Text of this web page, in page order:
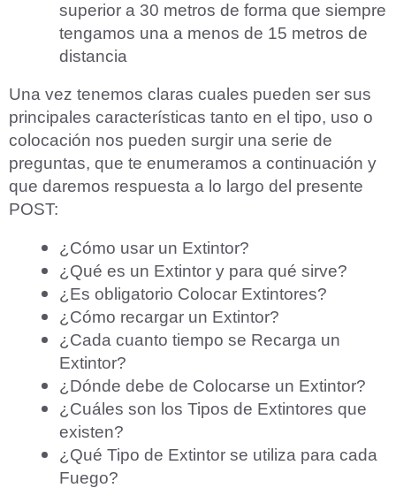
superior a 30 metros de forma que siempre
tengamos una a menos de 15 metros de
distancia
Una vez tenemos claras cuales pueden ser sus
principales características tanto en el tipo, uso o
colocación nos pueden surgir una serie de
preguntas, que te enumeramos a continuación y
que daremos respuesta a lo largo del presente
POST:
¿Cómo usar un Extintor?
¿Qué es un Extintor y para qué sirve?
¿Es obligatorio Colocar Extintores?
¿Cómo recargar un Extintor?
¿Cada cuanto tiempo se Recarga un
Extintor?
¿Dónde debe de Colocarse un Extintor?
¿Cuáles son los Tipos de Extintores que
existen?
¿Qué Tipo de Extintor se utiliza para cada
Fuego?